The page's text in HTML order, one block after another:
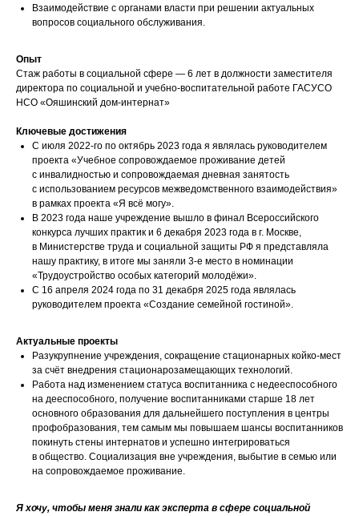
Взаимодействие с органами власти при решении актуальных
вопросов социального обслуживания.
Опыт
Стаж работы в социальной сфере — 6 лет в должности заместителя
директора по социальной и учебно-воспитательной работе ГАСУСО
НСО «Ояшинский дом-интернат»
Ключевые достижения
С июля 2022-го по октябрь 2023 года я являлась руководителем
проекта «Учебное сопровождаемое проживание детей
с инвалидностью и сопровождаемая дневная занятость
с использованием ресурсов межведомственного взаимодействия»
в рамках проекта «Я всё могу».
В 2023 года наше учреждение вышло в финал Всероссийского
конкурса лучших практик и 6 декабря 2023 года в г. Москве,
в Министерстве труда и социальной защиты РФ я представляла
нашу практику, в итоге мы заняли 3-е место в номинации
«Трудоустройство особых категорий молодёжи».
С 16 апреля 2024 года по 31 декабря 2025 года являлась
руководителем проекта «Создание семейной гостиной».
Актуальные проекты
Разукрупнение учреждения, сокращение стационарных койко-мест
за счёт внедрения стационарозамещающих технологий.
Работа над изменением статуса воспитанника с недееспособного
на дееспособного, получение воспитанниками старше 18 лет
основного образования для дальнейшего поступления в центры
профобразования, тем самым мы повышаем шансы воспитанников
покинуть стены интернатов и успешно интегрироваться
в общество. Социализация вне учреждения, выбытие в семью или
на сопровождаемое проживание.
Я хочу, чтобы меня знали как эксперта в сфере социальной